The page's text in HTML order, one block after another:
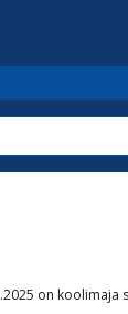
on koolimaja